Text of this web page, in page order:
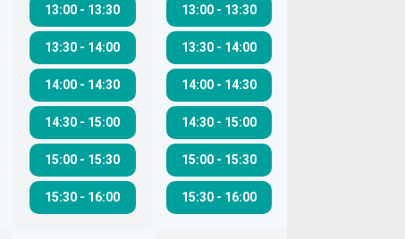
13:00 - 13:30
13:30 - 14:00
14:00 - 14:30
14:30 - 15:00
15:00 - 15:30
15:30 - 16:00
13:00- 13:30
13:30- 14:00
14:00- 14:30
14:30- 15:00
15:00- 15:30
15:30- 16:00